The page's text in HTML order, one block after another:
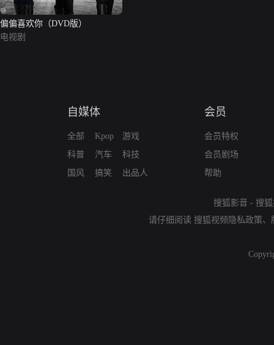
偏偏喜欢你（DVD版）
电视剧
自媒体
全部
科普
国风
Kpop
汽车
搞笑
游戏
科技
出品人
会员
会员特权
会员剧场
帮助
搜狐影音 - 搜
请仔细阅读 搜狐视频隐私政策、